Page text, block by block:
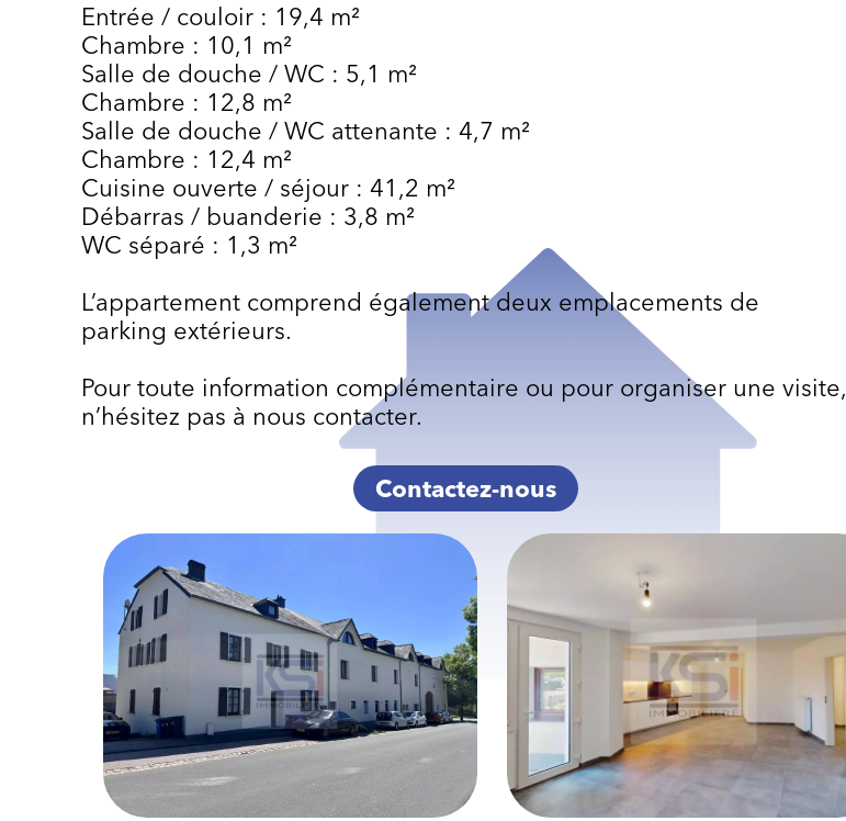
Entrée / couloir : 19,4 m²
Chambre : 10,1 m²
Salle de douche / WC : 5,1 m²
Chambre : 12,8 m²
Salle de douche / WC attenante : 4,7 m²
Chambre : 12,4 m²
Cuisine ouverte / séjour : 41,2 m²
Débarras / buanderie : 3,8 m²
WC séparé : 1,3 m²
L’appartement comprend également deux emplacements de
parking extérieurs.
Pour toute information complémentaire ou pour organiser une visite,
n’hésitez pas à nous contacter.
Contactez-nous